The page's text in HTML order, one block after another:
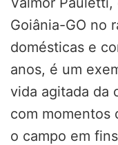
Goiânia-GO no
domésticas e
anos, é um
vida agitada da
com momentos
o campo em